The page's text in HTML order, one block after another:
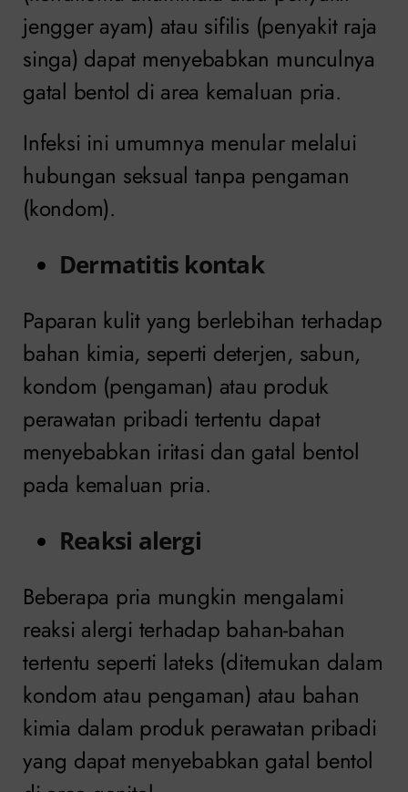
jengger ayam) atau sifilis (penyakit raja
singa) dapat menyebabkan munculnya
gatal bentol di area kemaluan pria.
Infeksi ini umumnya menular melalui
hubungan seksual tanpa pengaman
(kondom).
Dermatitis kontak
Paparan kulit yang berlebihan terhadap
bahan kimia, seperti deterjen, sabun,
kondom (pengaman) atau produk
perawatan pribadi tertentu dapat
menyebabkan iritasi dan gatal bentol
pada kemaluan pria.
Reaksi alergi
Beberapa pria mungkin mengalami
reaksi alergi terhadap bahan-bahan
tertentu seperti lateks (ditemukan dalam
kondom atau pengaman) atau bahan
kimia dalam produk perawatan pribadi
yang dapat menyebabkan gatal bentol